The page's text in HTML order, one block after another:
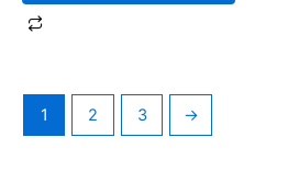
1 2 3 →